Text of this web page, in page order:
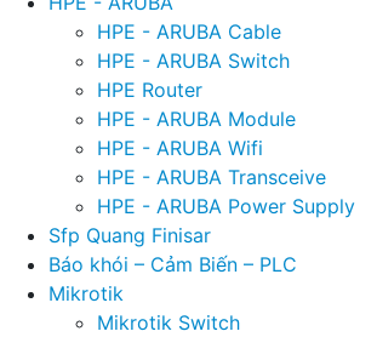
HPE - ARUBA Cable
HPE - ARUBA Switch
HPE Router
HPE - ARUBA Module
HPE - ARUBA Wifi
HPE - ARUBA Transceive
HPE - ARUBA Power Supply
Sfp Quang Finisar
Báo khói – Cảm Biến – PLC
Mikrotik
Mikrotik Switch